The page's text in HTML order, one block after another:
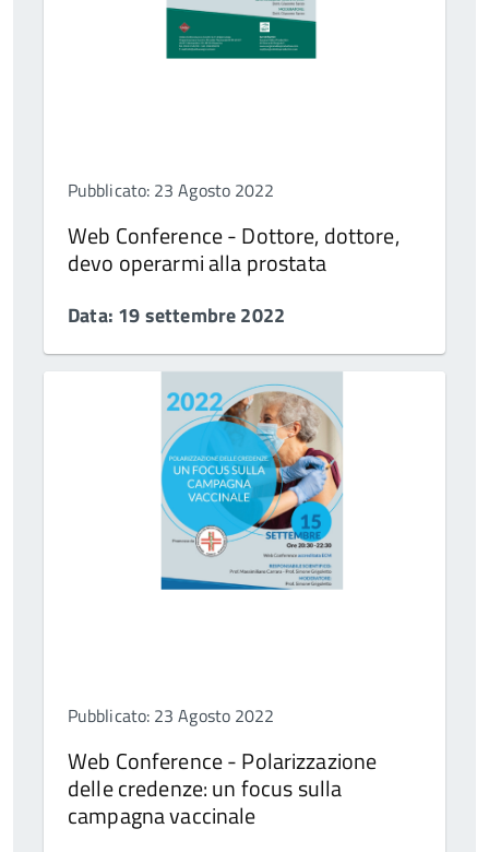
Pubblicato: 23 Agosto 2022
Web Conference - Dottore, dottore,
devo operarmi alla prostata
Data: 19 settembre 2022
Pubblicato: 23 Agosto 2022
Web Conference - Polarizzazione
delle credenze: un focus sulla
campagna vaccinale